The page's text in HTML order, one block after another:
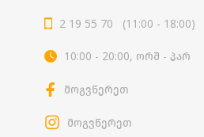
2 19 55 70 (11:00 - 18:00)
10:00 - 20:00, ორშ - პარ
მოგვწერეთ
მოგვწერეთ